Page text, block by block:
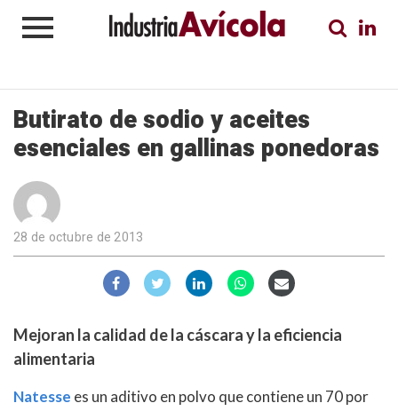
Butirato de sodio y aceites
esenciales en gallinas ponedoras
28 de octubre de 2013
Mejoran la calidad de la cáscara y la eficiencia
alimentaria
Natesse es un aditivo en polvo que contiene un 70 por